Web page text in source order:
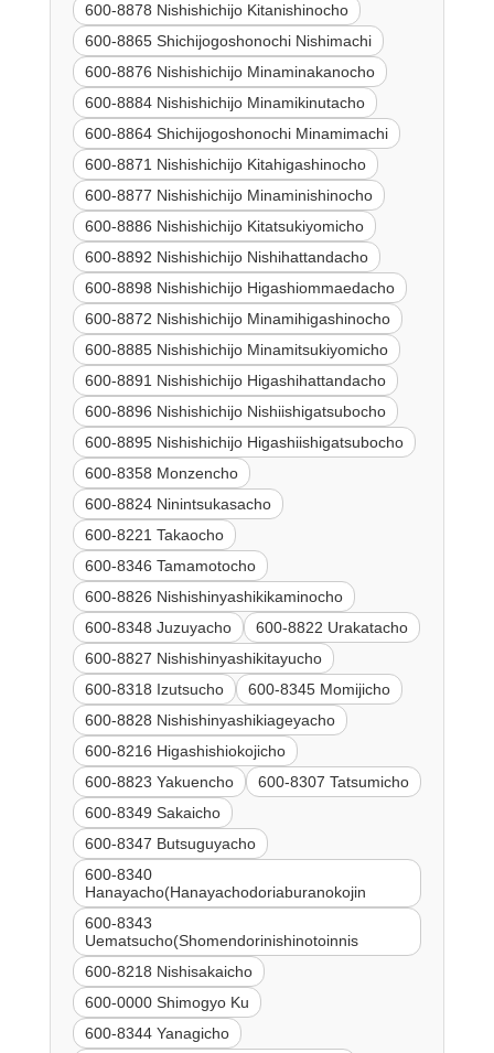
600-8878 Nishishichijo Kitanishinocho
600-8865 Shichijogoshonochi Nishimachi
600-8876 Nishishichijo Minaminakanocho
600-8884 Nishishichijo Minamikinutacho
600-8864 Shichijogoshonochi Minamimachi
600-8871 Nishishichijo Kitahigashinocho
600-8877 Nishishichijo Minaminishinocho
600-8886 Nishishichijo Kitatsukiyomicho
600-8892 Nishishichijo Nishihattandacho
600-8898 Nishishichijo Higashiommaedacho
600-8872 Nishishichijo Minamihigashinocho
600-8885 Nishishichijo Minamitsukiyomicho
600-8891 Nishishichijo Higashihattandacho
600-8896 Nishishichijo Nishiishigatsubocho
600-8895 Nishishichijo Higashiishigatsubocho
600-8358 Monzencho
600-8824 Ninintsukasacho
600-8221 Takaocho
600-8346 Tamamotocho
600-8826 Nishishinyashikikaminocho
600-8348 Juzuyacho
600-8822 Urakatacho
600-8827 Nishishinyashikitayucho
600-8318 Izutsucho
600-8345 Momijicho
600-8828 Nishishinyashikiageyacho
600-8216 Higashishiokojicho
600-8823 Yakuencho
600-8307 Tatsumicho
600-8349 Sakaicho
600-8347 Butsuguyacho
600-8340
Hanayacho(Hanayachodoriaburanokojin
600-8343
Uematsucho(Shomendorinishinotoinnis
600-8218 Nishisakaicho
600-0000 Shimogyo Ku
600-8344 Yanagicho